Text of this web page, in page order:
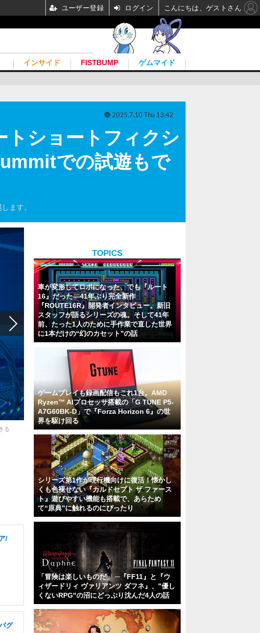
インサイド FISTBUMP ゲムマイド
ショートフィクシ
での試遊もで
ます。
2025.7.10 Thu 13:42
る
/
グ
TOPICS
車が変形してロボになった、でも『ルート
16』だった―41年ぶり完全新作
『ROUTE16R』開発者インタビュー。新旧
スタッフが語るシリーズの魂。そして41年
前、たった1人のために手作業で直した世界
に1本だけの“幻のカセット”の話
ゲームプレイも録画配信もこれ1台。AMD
Ryzen™ AIプロセッサ搭載の「G TUNE P5-
A7G60BK-D」で『Forza Horizon 6』の世
界を駆け回る
シリーズ第1作が現行機向けに復活！懐かし
くも色褪せない『カルドセプト ザ ファース
ト』遊びやすい機能も搭載で、あらため
て“原典”に触れるのにぴったり
「冒険は楽しいものだ」 ─『FF11』と『ウ
ィザードリィ ヴァリアンツ ダフネ』、"優し
くないRPG"の沼にどっぷり沈んだ4人の話
ユーザー登録 ログイン こんにちは、ゲストさん